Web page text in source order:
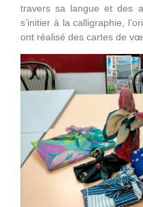
travers sa langue et des
s’initier à la calligraphie,
ont réalisé des cartes de